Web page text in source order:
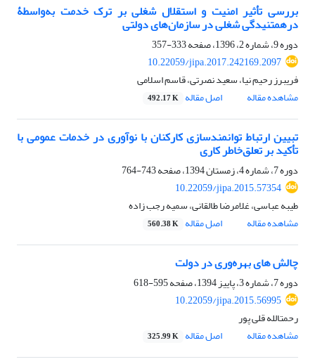
بررسی تأثیر امنیت و استقلال شغلی بر ترک خدمت به‌واسطۀ
درهم‎تنیدگی شغلی در سازمان‌های دولتی
دوره 9، شماره 2، 1396، صفحه
333-357
10.22059/jipa.2017.242169.2097
فریبرز رحیم نیا، سعید نصرتی، قاسم اسلامی
مشاهده مقاله
اصل مقاله 492.17 K
تبیین ارتباط توانمندسازی کارکنان با نوآوری در خدمات عمومی با
تأکید بر تعلق‌خاطر کاری
دوره 7، شماره 4، زمستان 1394، صفحه
743-764
10.22059/jipa.2015.57354
طیبه عباسی، غلامرضا طالقانی، سمیه رجب زاده
مشاهده مقاله
اصل مقاله 560.38 K
چالش های بهره‌وری در دولت
دوره 7، شماره 3، پاییز 1394، صفحه
595-618
10.22059/jipa.2015.56995
رحمت‎الله قلی پور
مشاهده مقاله
اصل مقاله 325.99 K